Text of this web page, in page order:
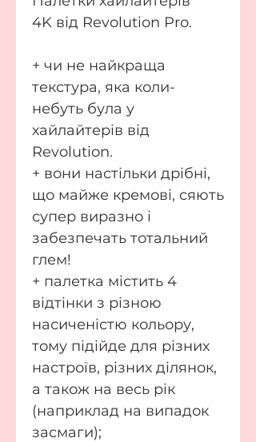
4K від Revolution Pro.
+ чи не найкраща
текстура, яка коли-
небуть була у
хайлайтерів від
Revolution.
+ вони настільки дрібні,
що майже кремові, сяють
супер виразно і
забезпечать тотальний
глем!
+ палетка містить 4
відтінки з різною
насиченістю кольору,
тому підійде для різних
настроїв, різних ділянок,
а також на весь рік
(наприклад на випадок
засмаги);